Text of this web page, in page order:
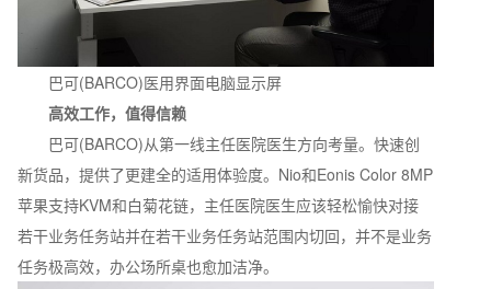
巴可(BARCO)医用界面电脑显示屏
高效工作，值得信赖
巴可(BARCO)从第一线主任医院医生方向考量。快速创
新货品，提供了更建全的适用体验度。Nio和Eonis Color 8MP
苹果支持KVM和白菊花链，主任医院医生应该轻松愉快对接
若干业务任务站并在若干业务任务站范围内切回，并不是业务
任务极高效，办公场所桌也愈加洁净。